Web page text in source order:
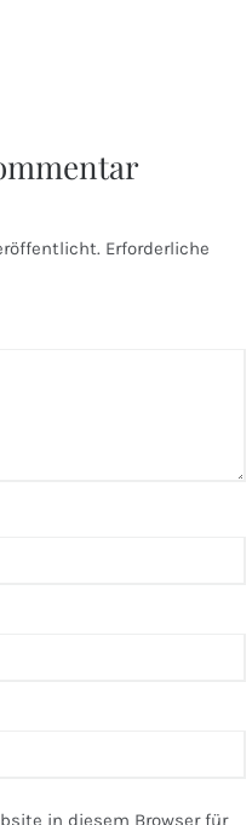
Erforderliche
in diesem Browser für